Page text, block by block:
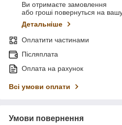
Ви отримаєте замовлення
або гроші повернуться на
Детальніше
Оплатити частинами
Післяплата
Оплата на рахунок
Всі умови оплати
Умови повернення